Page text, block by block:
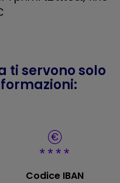
ti servono solo
Codice IBAN